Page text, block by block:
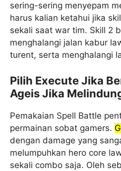
sering-sering menyepam
harus kalian ketahui jika
sekali saat war tim. Skill 2
menghalangi jalan kabur
turent, serta menghalangi
Pilih Execute Jika
Ageis Jika
Pemakaian Spell Battle
permainan sobat gamers.
dengan damage yang
melumpuhkan hero core
sekali combo saja. Oleh